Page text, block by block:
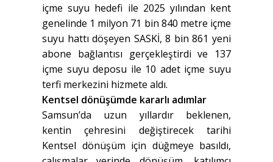
içme suyu hedefi ile 2025 yılından kent
genelinde 1 milyon 71 bin 840 metre içme
suyu hattı döşeyen SASKİ, 8 bin 861 yeni
abone bağlantısı gerçekleştirdi ve 137
içme suyu deposu ile 10 adet içme suyu
terfi merkezini hizmete aldı.
Kentsel dönüşümde kararlı adımlar
Samsun’da uzun yıllardır beklenen,
kentin çehresini değiştirecek tarihi
Kentsel dönüşüm için düğmeye basıldı,